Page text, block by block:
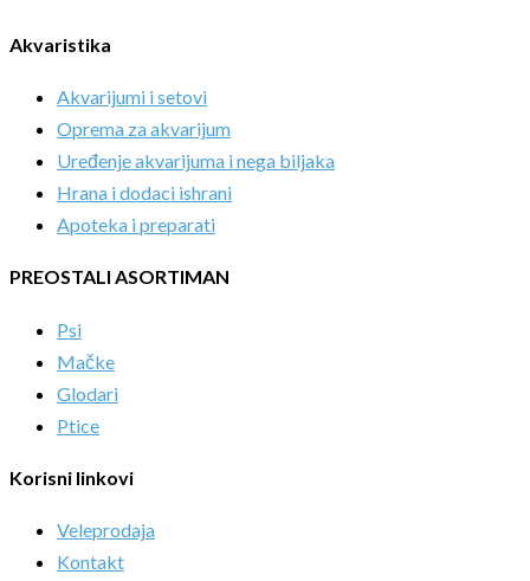
Akvaristika
Akvarijumi i setovi
Oprema za akvarijum
Uređenje akvarijuma i nega biljaka
Hrana i dodaci ishrani
Apoteka i preparati
PREOSTALI ASORTIMAN
Psi
Mačke
Glodari
Ptice
Korisni linkovi
Veleprodaja
Kontakt